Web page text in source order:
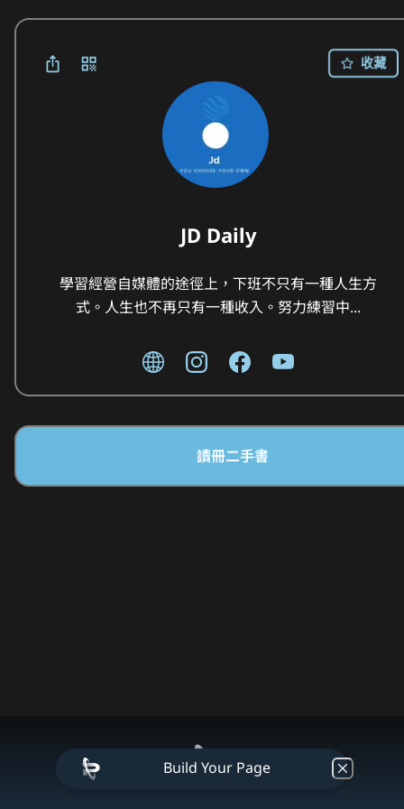
JD Daily
學習經營自媒體的途徑上，下班不只有一種人生方
式。人生也不再只有一種收入。努力練習中...
收藏
讀冊二手書
Build Your Page